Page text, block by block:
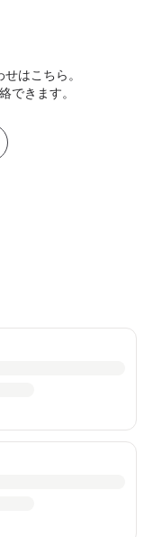
はこちら。
できます。